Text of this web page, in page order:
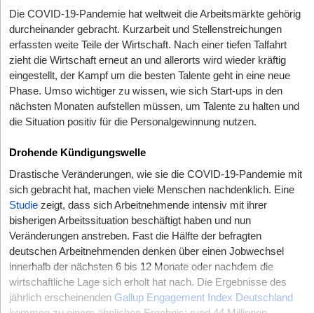
Die COVID-19-Pandemie hat weltweit die Arbeitsmärkte gehörig
durcheinander gebracht. Kurzarbeit und Stellenstreichungen
erfassten weite Teile der Wirtschaft. Nach einer tiefen Talfahrt
zieht die Wirtschaft erneut an und allerorts wird wieder kräftig
eingestellt, der Kampf um die besten Talente geht in eine neue
Phase. Umso wichtiger zu wissen, wie sich Start-ups in den
nächsten Monaten aufstellen müssen, um Talente zu halten und
die Situation positiv für die Personalgewinnung nutzen.
Drohende Kündigungswelle
Drastische Veränderungen, wie sie die COVID-19-Pandemie mit
sich gebracht hat, machen viele Menschen nachdenklich. Eine
Studie zeigt, dass sich Arbeitnehmende intensiv mit ihrer
bisherigen Arbeitssituation beschäftigt haben und nun
Veränderungen anstreben. Fast die Hälfte der befragten
deutschen Arbeitnehmenden denken über einen Jobwechsel
innerhalb der nächsten 6 bis 12 Monate oder nachdem die
wirtschaftliche Lage sich erholt hat nach. Die Ergebnisse des
jährlich erscheinenden Gallup Engagement Index Deutschland